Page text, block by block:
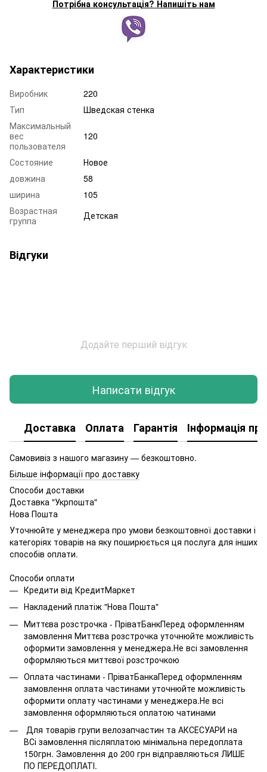
Потрібна консультація? Напишіть нам
Характеристики
Виробник
220
Тип
Шведская стенка
Максимальный
вес
пользователя
120
Состояние
Новое
довжина
58
ширина
105
Возрастная
группа
Детская
Відгуки
Додайте перший відгук
Написати відгук
Доставка Оплата Гарантія Інформація
Самовивіз з нашого магазину — безкоштовно.
Більше інформації про доставку
Способи доставки
Доставка "Укрпошта"
Нова Пошта
Уточнюйте у менеджера про умови безкоштовної доставки і
категоріях товарів на яку поширюється ця послуга для інших
способів оплати.
Способи оплати
Кредити від КредитМаркет
Накладений платіж "Нова Пошта"
Миттєва розстрочка - ПріватБанкПеред оформленням
замовлення Миттєва розстрочка уточнюйте можливість
оформити замовлення у менеджера.Не всі замовлення
оформляються миттєвої розстрочкою
Оплата частинами - ПріватБанкаПеред оформленням
замовлення оплата частинами уточнюйте можливість
оформити оплату частинами у менеджера.Не всі
замовлення оформляються оплатою чатинами
Для товарів групи велозапчастин та АКСЕСУАРИ на
ВСі замовлення післяплатою мінімальна передоплата
150грн. Замовлення до 200 грн відправляються ЛИШЕ
ПО ПЕРЕДОПЛАТІ.